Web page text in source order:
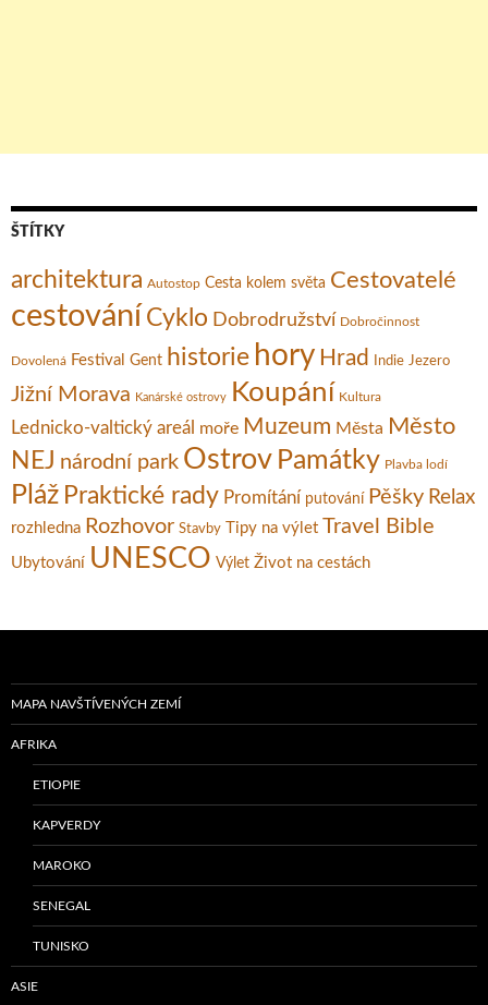
ŠTÍTKY
architektura Autostop Cesta kolem světa Cestovatelé
cestování Cyklo Dobrodružství Dobročinnost
Dovolená Festival Gent historie hory Hrad Indie Jezero
Jižní Morava Kanárské ostrovy Koupání Kultura
Lednicko-valtický areál moře Muzeum Města Město
NEJ národní park Ostrov Památky Plavba lodí
Pláž Praktické rady Promítání putování Pěšky Relax
rozhledna Rozhovor Stavby Tipy na výlet Travel Bible
Ubytování UNESCO Výlet Život na cestách
MAPA NAVŠTÍVENÝCH ZEMÍ
AFRIKA
ETIOPIE
KAPVERDY
MAROKO
SENEGAL
TUNISKO
ASIE